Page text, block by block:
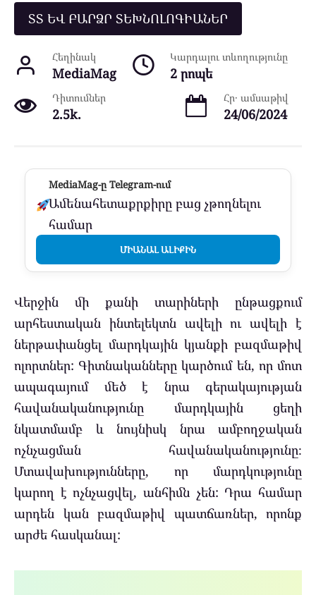
ՏՏ ԵՎ ԲԱՐՁՐ ՏԵԽՆՈԼՈԳԻԱՆԵՐ
Հեղինակ
MediaMag
Կարդալու տևողությունը
2 րոպե
Դիտումներ
2.5k.
Հր․ ամսաթիվ
24/06/2024
MediaMag-ը Telegram-ում
Ամենահետաքրքիրը բաց չթողնելու
համար
ՄԻԱՆԱԼ ԱԼԻՔԻՆ
Վերջին մի քանի տարիների ընթացքում
արհեստական ​​ինտելեկտն ավելի ու ավելի է
ներթափանցել մարդկային կյանքի բազմաթիվ
ոլորտներ: Գիտնականները կարծում են, որ մոտ
ապագայում մեծ է նրա գերակայության
հավանականությունը մարդկային ցեղի
նկատմամբ և նույնիսկ նրա ամբողջական
ոչնչացման հավանականությունը։
Մտավախությունները, որ մարդկությունը
կարող է ոչնչացվել, անհիմն չեն: Դրա համար
արդեն կան բազմաթիվ պատճառներ, որոնք
արժե հասկանալ: